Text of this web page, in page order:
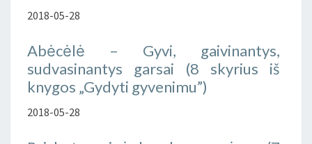
2018-05-28
Abėcėlė – Gyvi, gaivinantys,
sudvasinantys garsai (8 skyrius iš
knygos „Gydyti gyvenimu”)
2018-05-28